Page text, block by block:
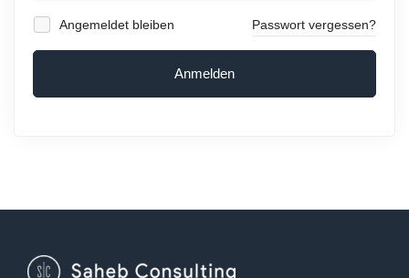
Angemeldet bleiben Passwort vergessen?
Anmelden